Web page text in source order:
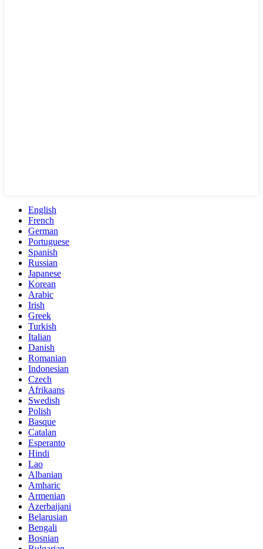
English
French
German
Portuguese
Spanish
Russian
Japanese
Korean
Arabic
Irish
Greek
Turkish
Italian
Danish
Romanian
Indonesian
Czech
Afrikaans
Swedish
Polish
Basque
Catalan
Esperanto
Hindi
Lao
Albanian
Amharic
Armenian
Azerbaijani
Belarusian
Bengali
Bosnian